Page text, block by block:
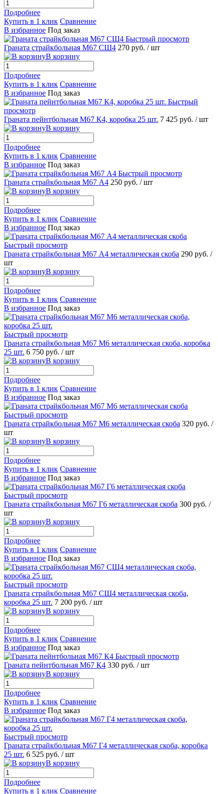
Подробнее
Купить в 1 клик Сравнение
В избранное Под заказ
Быстрый просмотр
Граната страйкбольная М67 СШ4 270 руб. / шт
В корзину
Подробнее
Купить в 1 клик Сравнение
В избранное Под заказ
Быстрый
просмотр
Граната пейнтбольная М67 К4, коробка 25 шт. 7 425 руб. / шт
В корзину
Подробнее
Купить в 1 клик Сравнение
В избранное Под заказ
Быстрый просмотр
Граната страйкбольная М67 А4 250 руб. / шт
В корзину
Подробнее
Купить в 1 клик Сравнение
В избранное Под заказ
Быстрый просмотр
Граната страйкбольная М67 А4 металлическая скоба 290 руб. /
шт
В корзину
Подробнее
Купить в 1 клик Сравнение
В избранное Под заказ
Быстрый просмотр
Граната страйкбольная М67 М6 металлическая скоба, коробка
25 шт. 6 750 руб. / шт
В корзину
Подробнее
Купить в 1 клик Сравнение
В избранное Под заказ
Быстрый просмотр
Граната страйкбольная М67 М6 металлическая скоба 320 руб. /
шт
В корзину
Подробнее
Купить в 1 клик Сравнение
В избранное Под заказ
Быстрый просмотр
Граната страйкбольная М67 Г6 металлическая скоба 300 руб. /
шт
В корзину
Подробнее
Купить в 1 клик Сравнение
В избранное Под заказ
Быстрый просмотр
Граната страйкбольная М67 СШ4 металлическая скоба,
коробка 25 шт. 7 200 руб. / шт
В корзину
Подробнее
Купить в 1 клик Сравнение
В избранное Под заказ
Быстрый просмотр
Граната пейнтбольная М67 К4 330 руб. / шт
В корзину
Подробнее
Купить в 1 клик Сравнение
В избранное Под заказ
Быстрый просмотр
Граната страйкбольная М67 Г4 металлическая скоба, коробка
25 шт. 6 525 руб. / шт
В корзину
Подробнее
Купить в 1 клик Сравнение